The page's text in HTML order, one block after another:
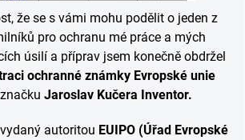
že se s vámi mohu podělit o jeden z
pro ochranu mé práce a mých
úsilí a příprav jsem konečně obdržel
ochranné známky Evropské unie
Jaroslav Kučera Inventor.
autoritou EUIPO (Úřad Evropské